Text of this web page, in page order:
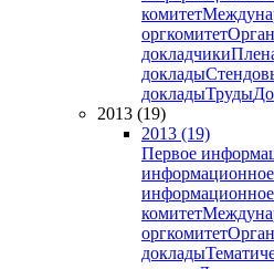
комитет
оргкомитет
докладчики
доклады
докладыТруды
2013 (19)
2013 (19)
Первое
комитет
оргкомитет
доклады